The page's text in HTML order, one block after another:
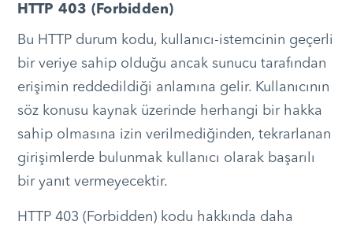
HTTP 403 (Forbidden)
Bu HTTP durum kodu, kullanıcı-istemcinin geçerli
bir veriye sahip olduğu ancak sunucu tarafından
erişimin reddedildiği anlamına gelir. Kullanıcının
söz konusu kaynak üzerinde herhangi bir hakka
sahip olmasına izin verilmediğinden, tekrarlanan
girişimlerde bulunmak kullanıcı olarak başarılı
bir yanıt vermeyecektir.
HTTP 403 (Forbidden) kodu hakkında daha